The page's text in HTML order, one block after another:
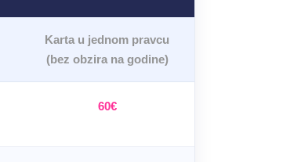
Karta u jednom pravcu
(bez obzira na godine)
60€